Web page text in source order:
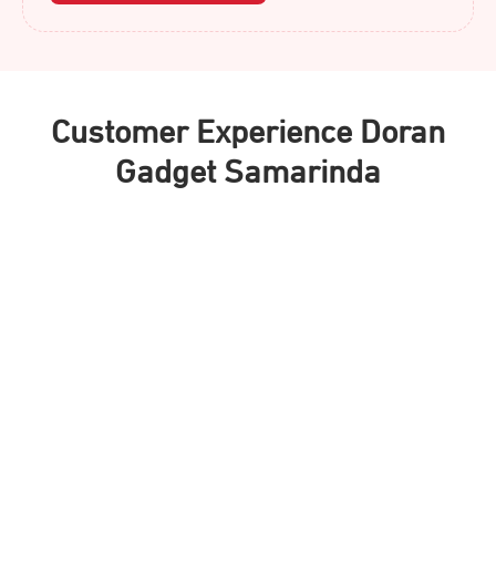
Customer Experience Doran
Gadget Samarinda